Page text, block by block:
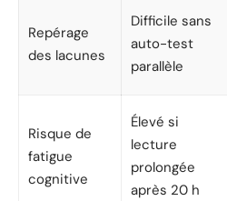
Repérage
des lacunes
Difficile sans
auto-test
parallèle
Risque de
fatigue
cognitive
Élevé si
lecture
prolongée
après 20 h